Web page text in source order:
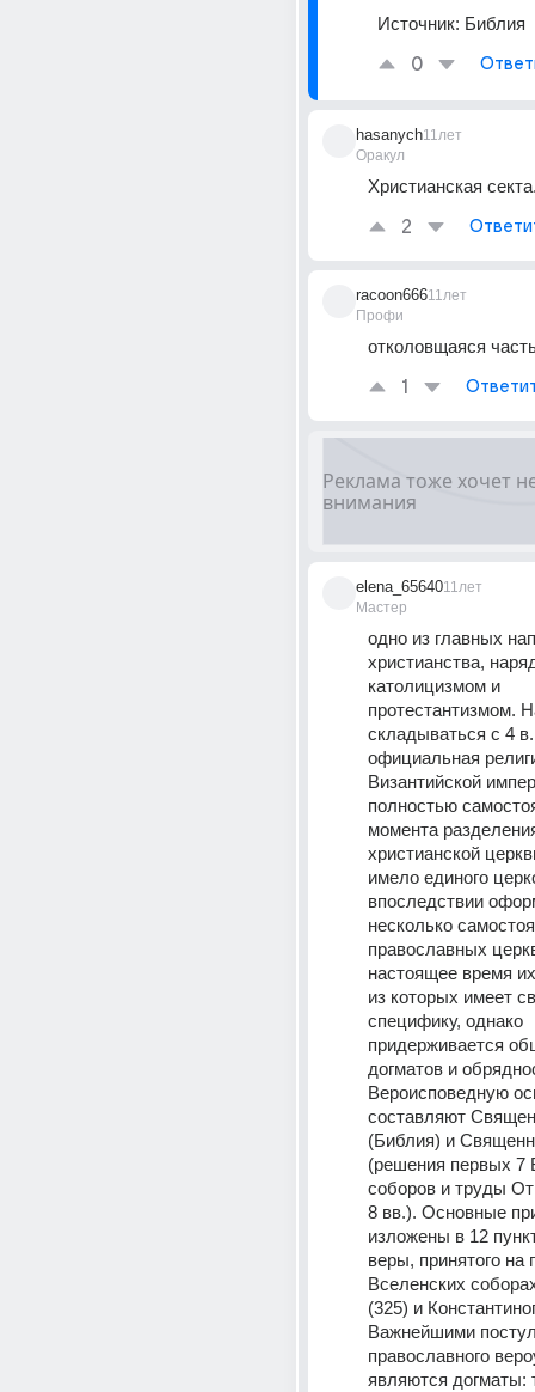
Источник: Библия
0
hasanych
Оракул
11лет
Христианская
2
racoon666
Профи
11лет
отколовщаяся
1
elena_65640
Мастер
11лет
одно из главных
христианства,
католицизмом и
протестантизмом.
складываться с 4 в.
официальная
Византийской
полностью
момента
христианской
имело единого
впоследствии
несколько
православных
настоящее время
из которых имеет
специфику, однако
придерживается
догматов и
Вероисповедную
составляют
(Библия) и
(решения первых 7
соборов и труды
8 вв.). Основные
изложены в 12
веры, принятого на
Вселенских
(325) и
Важнейшими
православного
являются догматы: